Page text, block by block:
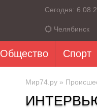
Сегодня:
Челябинск
Общество Спорт
Мир74.ру »